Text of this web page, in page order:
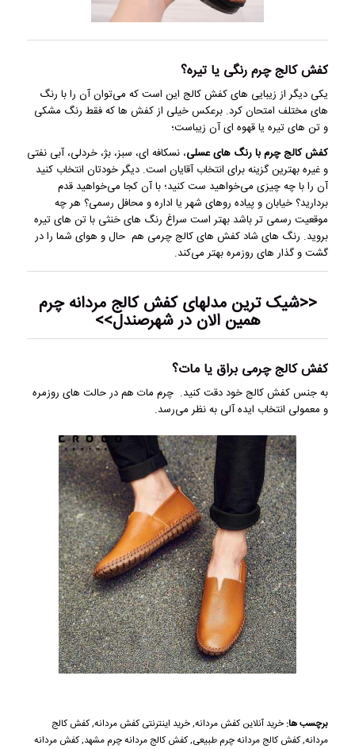
کفش کالج چرم رنگی یا تیره؟
یکی دیگر از زیبایی های کفش کالج این است که می‌توان آن را با رنگ
های مختلف امتحان کرد. برعکس خیلی از کفش ها که فقط رنگ مشکی
و تن های تیره یا قهوه ای آن زیباست؛
کفش کالج چرم با رنگ های عسلی، نسکافه ای، سبز، بژ، خردلی، آبی نفتی
و غیره بهترین گزینه برای انتخاب آقایان است. دیگر خودتان انتخاب کنید
آن را با چه چیزی می‌خواهید ست کنید؛ با آن کجا می‌خواهید قدم
بردارید؟ خیابان و پیاده روهای شهر یا اداره و محافل رسمی؟ هر چه
موقعیت رسمی تر باشد بهتر است سراغ رنگ های خنثی با تن های تیره
بروید. رنگ های شاد کفش های کالج چرمی هم حال و هوای شما را در
گشت و گذار های روزمره بهتر می‌کند.
<<شیک ترین مدلهایکفش کالج مردانهچرم
همین الان در شهرصندل>>
کفش کالج چرمی براق یا مات؟
به جنس کفش کالج خود دقت کنید. چرم مات هم در حالت های روزمره
و معمولی انتخاب ایده آلی به نظر می‌رسد.
برچسب ها: خرید آنلاین کفش مردانه,خرید اینترنتی کفش مردانه,کفش کالج
مردانه,کفش کالج مردانه چرم طبیعی,کفش کالج مردانه چرم مشهد,کفش مردانه